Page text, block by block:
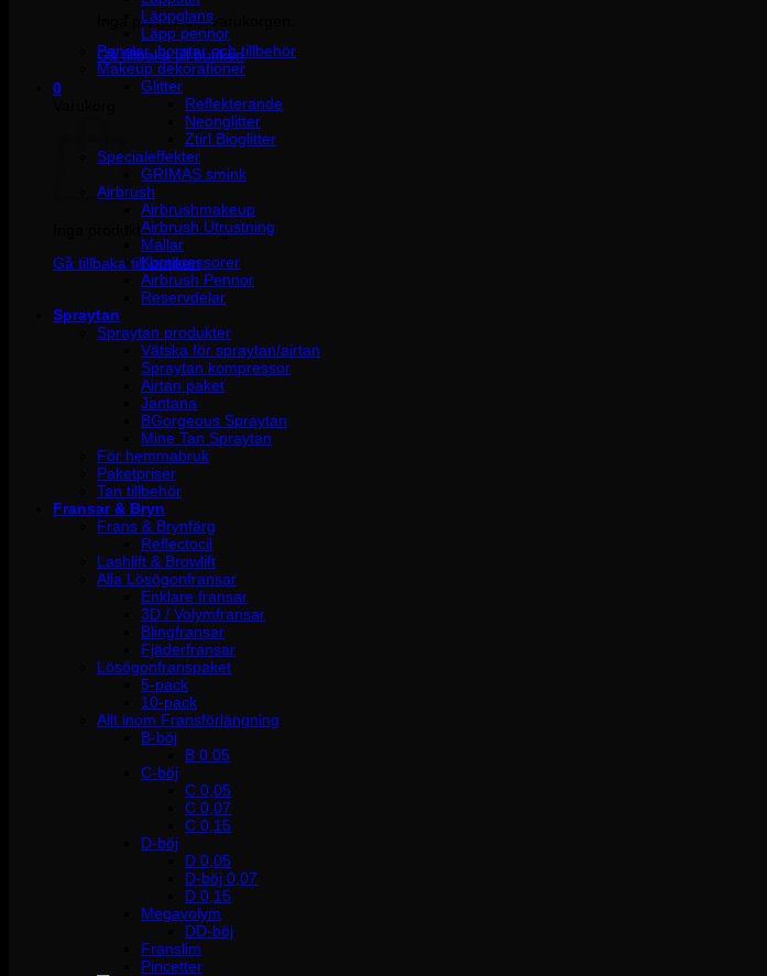
Inga produkter i varukorgen.
Gå tillbaka till butiken
0
Inga produkter i varukorgen.
Gå tillbaka till butiken
Läppglans
Läpp pennor
Penslar, borstar och tillbehör
Makeup dekorationer
Glitter
Reflekterande
Neonglitter
Ztirl Bioglitter
Specialeffekter
GRIMAS smink
Airbrush
Airbrushmakeup
Airbrush Utrustning
Mallar
Kompressorer
Airbrush Pennor
Reservdelar
Spraytan
Spraytan produkter
Vätska för spraytan/airtan
Spraytan kompressor
Airtan paket
Jantana
BGorgeous Spraytan
Mine Tan Spraytan
För hemmabruk
Paketpriser
Tan tillbehör
Fransar & Bryn
Frans & Brynfärg
Reflectocil
Lashlift & Browlift
Alla Lösögonfransar
Enklare fransar
3D / Volymfransar
Blingfransar
Fjäderfransar
Lösögonfranspaket
5-pack
10-pack
Allt inom Fransförlängning
B-böj
B 0.05
C-böj
C 0,05
C 0,07
C 0,15
D-böj
D 0,05
D-böj 0,07
D 0,15
Megavolym
DD-böj
Franslim
Pincetter